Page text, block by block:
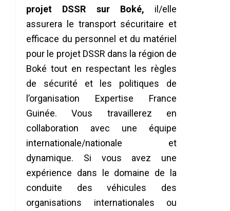
projet DSSR sur Boké, il/elle
assurera le transport sécuritaire et
efficace du personnel et du matériel
pour le projet DSSR dans la région de
Boké tout en respectant les règles
de sécurité et les politiques de
l’organisation Expertise France
Guinée. Vous travaillerez en
collaboration avec une équipe
internationale/nationale et
dynamique. Si vous avez une
expérience dans le domaine de la
conduite des véhicules des
organisations internationales ou